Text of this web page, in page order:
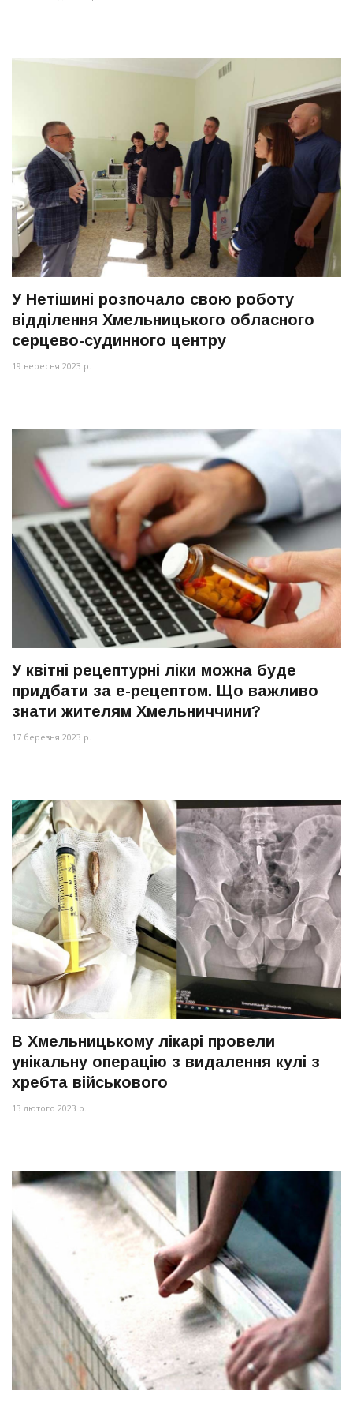
У Нетішині розпочало свою роботу
відділення Хмельницького обласного
серцево-судинного центру
19 вересня 2023 р.
У квітні рецептурні ліки можна буде
придбати за е-рецептом. Що важливо
знати жителям Хмельниччини?
17 березня 2023 р.
В Хмельницькому лікарі провели
унікальну операцію з видалення кулі з
хребта військового
13 лютого 2023 р.